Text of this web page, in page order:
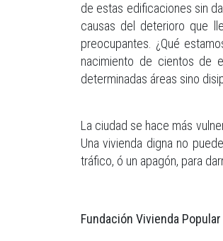
de estas edificaciones sin
causas del deterioro que
preocupantes. ¿Qué
nacimiento de cientos de
determinadas áreas sino
La ciudad se hace más
Una vivienda digna no
tráfico, ó un apagón, para
Fundación Vivienda Popular